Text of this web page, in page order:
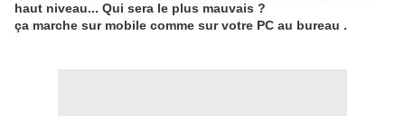
haut niveau... Qui sera le plus mauvais ?
ça marche sur mobile comme sur votre PC au bureau .